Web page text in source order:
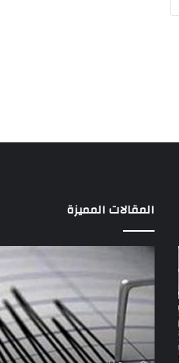
المقالات المميزة
بيان
من
محافظة
القاهرة
تداعيات